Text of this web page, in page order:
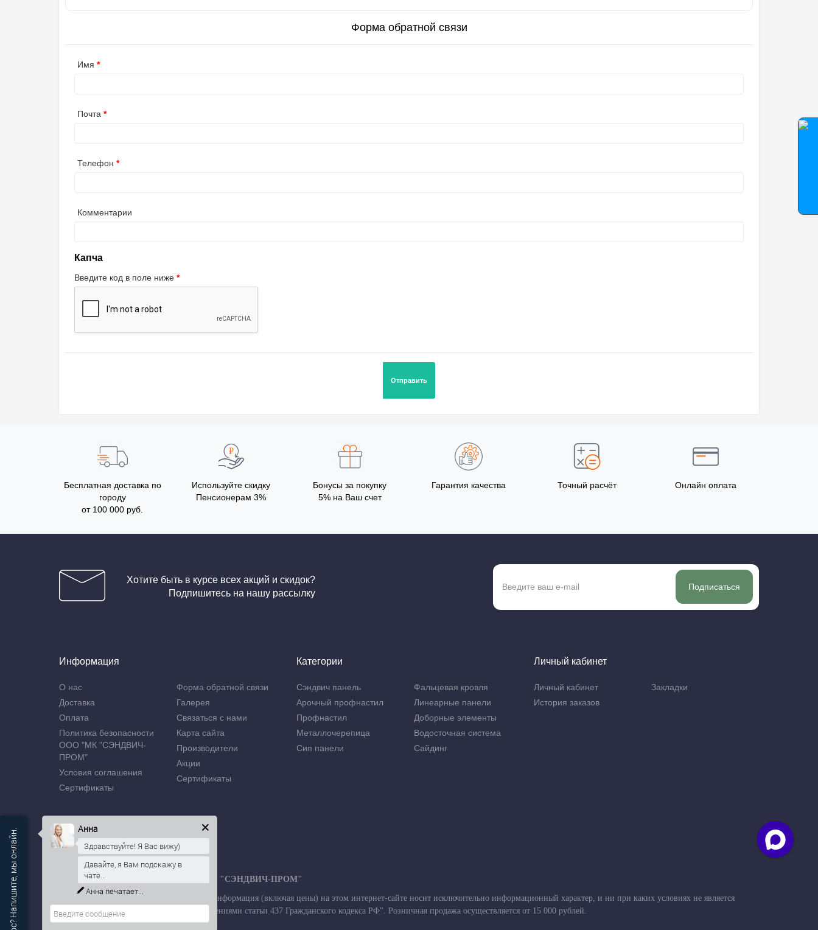
Форма обратной связи
Имя
Почта
Телефон
Комментарии
Капча
Введите код в поле ниже
Бесплатная доставка по
городу
от 100 000 руб.
Используйте скидку
Пенсионерам 3%
Бонусы за покупку
5% на Ваш счет
Гарантия качества Точный расчёт Онлайн оплата
Хотите быть в курсе всех акций и скидок?
Подпишитесь на нашу рассылку
Подписаться
Информация
О нас
Доставка
Оплата
Политика безопасности
ООО "МК "СЭНДВИЧ-
ПРОМ"
Условия соглашения
Сертификаты
Форма обратной связи
Галерея
Связаться с нами
Карта сайта
Производители
Акции
Сертификаты
Категории
Сэндвич панель
Арочный профнастил
Профнастил
Металлочерепица
Сип панели
Фальцевая кровля
Линеарные панели
Доборные элементы
Водосточная система
Сайдинг
Личный кабинет
Личный кабинет
История заказов
Закладки
Производственная компания ООО "МК "СЭНДВИЧ-ПРОМ"
Обращаем Ваше внимание на то, что вся информация (включая цены) на этом интернет-сайте носит исключительно информационный характер, и ни при каких условиях не является
публичной офертой, определяемой положениями статьи 437 Гражданского кодекса РФ". Розничная продажа осуществляется от 15 000 рублей.
Есть вопрос? Напишите, мы онлайн. Анна
Здравствуйте! Я Вас вижу)
Давайте, я Вам подскажу в
чате...
Анна печатает...